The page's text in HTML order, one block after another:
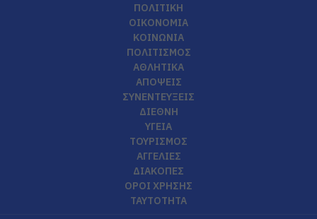
ΠΟΛΙΤΙΚΗ
ΟΙΚΟΝΟΜΙΑ
ΚΟΙΝΩΝΙΑ
ΠΟΛΙΤΙΣΜΟΣ
ΑΘΛΗΤΙΚΑ
ΑΠΟΨΕΙΣ
ΣΥΝΕΝΤΕΥΞΕΙΣ
ΔΙΕΘΝΗ
ΥΓΕΙΑ
ΤΟΥΡΙΣΜΟΣ
ΑΓΓΕΛΙΕΣ
ΔΙΑΚΟΠΕΣ
ΟΡΟΙ ΧΡΗΣΗΣ
ΤΑΥΤΟΤΗΤΑ